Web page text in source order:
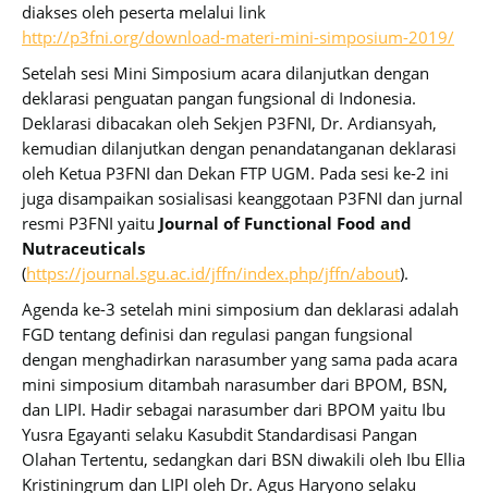
diakses oleh peserta melalui link
http://p3fni.org/download-materi-mini-simposium-2019/
Setelah sesi Mini Simposium acara dilanjutkan dengan
deklarasi penguatan pangan fungsional di Indonesia.
Deklarasi dibacakan oleh Sekjen P3FNI, Dr. Ardiansyah,
kemudian dilanjutkan dengan penandatanganan deklarasi
oleh Ketua P3FNI dan Dekan FTP UGM. Pada sesi ke-2 ini
juga disampaikan sosialisasi keanggotaan P3FNI dan jurnal
resmi P3FNI yaitu Journal of Functional Food and
Nutraceuticals
(https://journal.sgu.ac.id/jffn/index.php/jffn/about).
Agenda ke-3 setelah mini simposium dan deklarasi adalah
FGD tentang definisi dan regulasi pangan fungsional
dengan menghadirkan narasumber yang sama pada acara
mini simposium ditambah narasumber dari BPOM, BSN,
dan LIPI. Hadir sebagai narasumber dari BPOM yaitu Ibu
Yusra Egayanti selaku Kasubdit Standardisasi Pangan
Olahan Tertentu, sedangkan dari BSN diwakili oleh Ibu Ellia
Kristiningrum dan LIPI oleh Dr. Agus Haryono selaku